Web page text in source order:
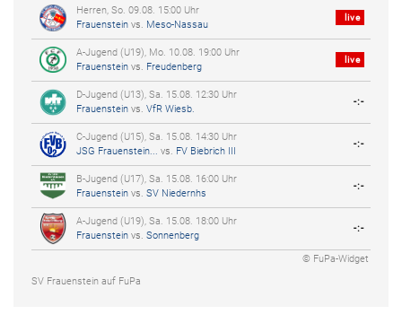
Herren, So. 09.08. 15:00 Uhr
Frauenstein vs. Meso-Nassau
live
A-Jugend (U19), Mo. 10.08. 19:00 Uhr
Frauenstein vs. Freudenberg
live
D-Jugend (U13), Sa. 15.08. 12:30 Uhr
Frauenstein vs. VfR Wiesb.
-:-
C-Jugend (U15), Sa. 15.08. 14:30 Uhr
JSG Frauenstein...
vs. FV Biebrich III
-:-
B-Jugend (U17), Sa. 15.08. 16:00 Uhr
Frauenstein vs. SV Niedernhs
-:-
A-Jugend (U19), Sa. 15.08. 18:00 Uhr
Frauenstein vs. Sonnenberg
-:-
© FuPa-Widget
SV Frauenstein auf FuPa